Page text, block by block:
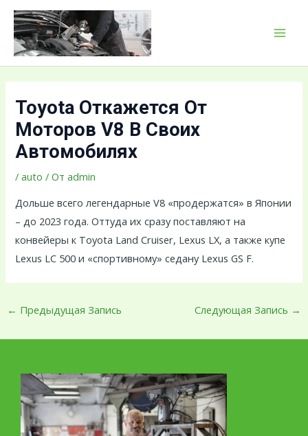
Перейти
содержимому
Toyota Откажется От
Моторов V8 В Своих
Автомобилях
/auto / Отadmin
Дольше всего легендарные V8 «продержатся» в Японии
– до 2023 года. Оттуда их сразу поставляют на
конвейеры к Toyota Land Cruiser, Lexus LX, а также купе
Lexus LC 500 и «спортивному» седану Lexus GS F.
Навигация
по
записям
← Предыдущая Запись Следующая Запись →